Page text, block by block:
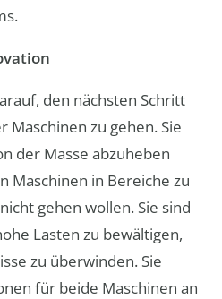
den nächsten Schritt
Maschinen zu gehen. Sie
der Masse abzuheben
Maschinen in Bereiche zu
gehen wollen. Sie sind
Lasten zu bewältigen,
zu überwinden. Sie
für beide Maschinen an